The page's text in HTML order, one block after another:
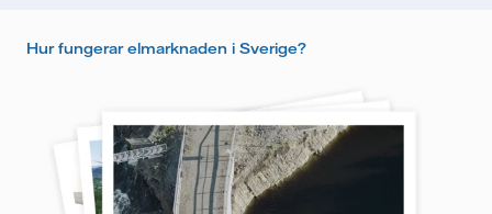
Hur fungerar elmarknaden i Sverige?